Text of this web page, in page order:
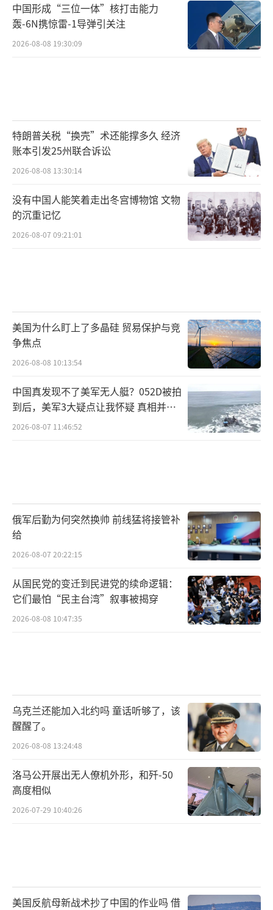
中国形成“三位一体”核打击能力
轰-6N携惊雷-1导弹引关注
2026-08-08 19:30:09
特朗普关税“换壳”术还能撑多久 经济
账本引发25州联合诉讼
2026-08-08 13:30:14
没有中国人能笑着走出冬宫博物馆 文物
的沉重记忆
2026-08-07 09:21:01
美国为什么盯上了多晶硅 贸易保护与竞
争焦点
2026-08-08 10:13:54
中国真发现不了美军无人艇？052D被拍
到后，美军3大疑点让我怀疑 真相并非
如此
2026-08-07 11:46:52
俄军后勤为何突然换帅 前线猛将接管补
给
2026-08-07 20:22:15
从国民党的变迁到民进党的续命逻辑：
它们最怕“民主台湾”叙事被揭穿
2026-08-08 10:47:35
乌克兰还能加入北约吗 童话听够了，该
醒醒了。
2026-08-08 13:24:48
洛马公开展出无人僚机外形，和歼-50
高度相似
2026-07-29 10:40:26
美国反航母新战术抄了中国的作业吗 借